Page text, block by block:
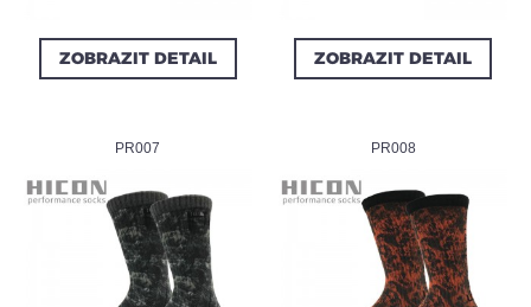
ZOBRAZIT DETAIL ZOBRAZIT DETAIL
PR007 PR008